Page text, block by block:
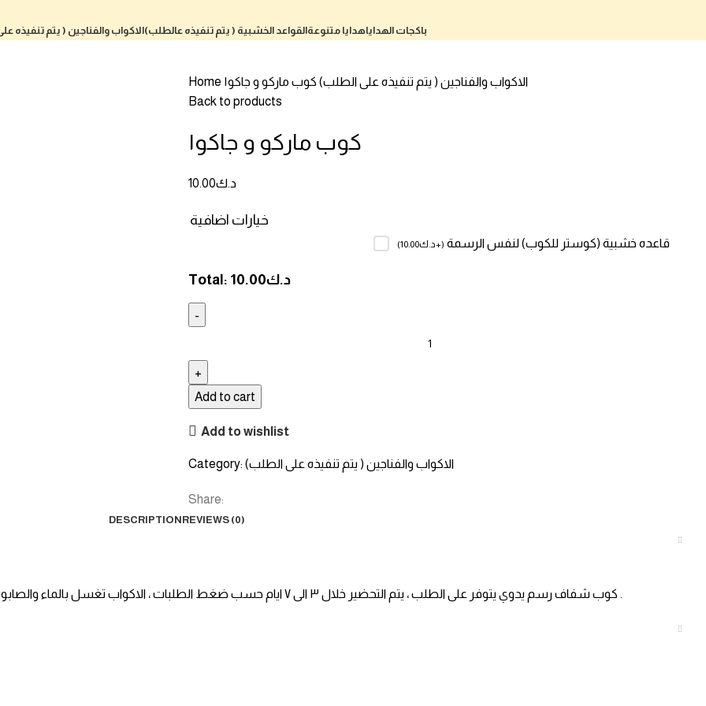
الاكواب والفناجين ( يتم تنفيذهالقواعد الخشبية ( يتم تنفيذه عالطلب)هدايا متنوعة
Home الاكواب والفناجين ( يتم تنفيذه على الطلب) كوب ماركو و جاكو١
Back to products
كوب ماركو و جاكو١
د.ك10.00
خيارات اضافية
قاعده خشبية (كوستر للكوب) لنفس الرسمة (+د.ك10.00
)
Total: د.ك10.00
Add to cart
Add to wishlist
Category: الاكواب والفناجين ( يتم تنفيذه على الطلب)
Share:
DESCRIPTIONREVIEWS (0)
كوب شفاف رسم يدوي يتوفر على الطلب ، يتم التحضير خلال ٣ الى ٧ ايام حسب ضغط الطلبات ، الاكواب تغسل بالماء والصابون بماء فاتر ، لا تغسل بغسالة الاواني ، لا تفرك الرسمة اثناء الغسيل .